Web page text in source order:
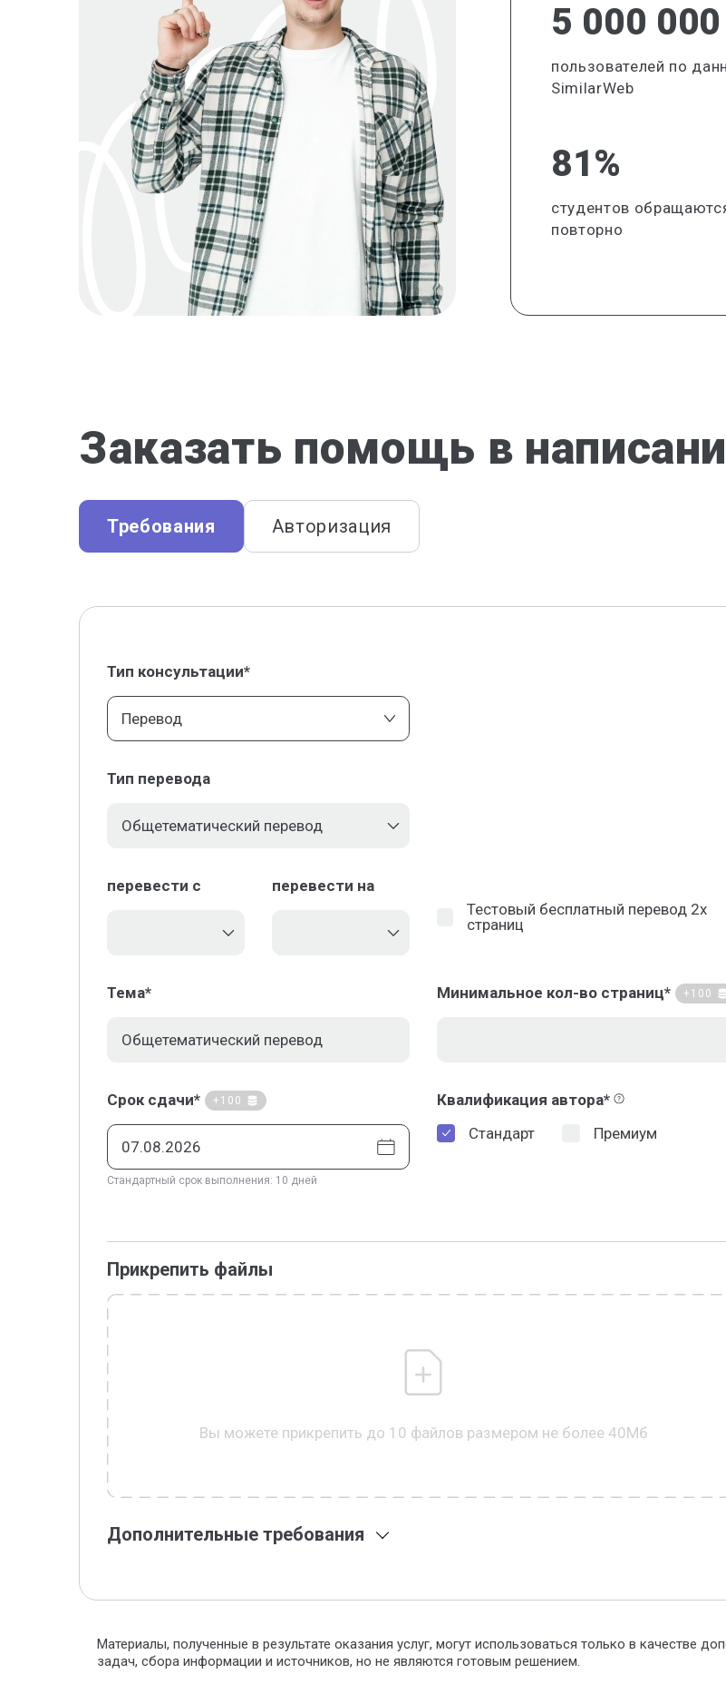
5 000 000
пользователей по
SimilarWeb
81%
студентов
повторно
Заказать помощь в
Требования Авторизация
Тип консультации*
Перевод
Тип перевода
перевести с
перевести на
Тестовый бесплатный перевод 2х
страниц
Тема* Минимальное кол-во страниц* +100
Срок сдачи* +100
Стандартный срок выполнения: 10 дней
Квалификация автора*
Стандарт
Премиум
Прикрепить файлы
Вы можете прикрепить до 10 файлов размером не более 40Мб
Дополнительные требования
Материалы, полученные в результате оказания услуг, могут использоваться только в качестве
задач, сбора информации и источников, но не являются готовым решением.